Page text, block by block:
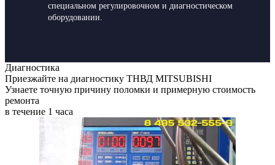
специальном регулировочном и диагностическом
оборудовании.
Диагностика
Приезжайте на диагностику ТНВД MITSUBISHI
Узнаете точную причину поломки и примерную стоимость
ремонта
в течение 1 часа